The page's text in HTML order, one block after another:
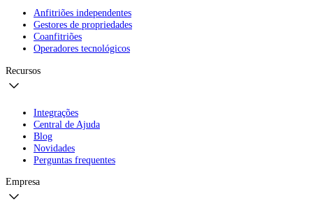
Anfitriões independentes
Gestores de propriedades
Coanfitriões
Operadores tecnológicos
Recursos
Integrações
Central de Ajuda
Blog
Novidades
Perguntas frequentes
Empresa